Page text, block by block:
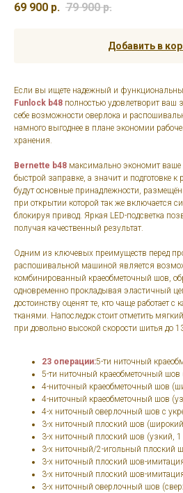
69 900 р. 79 900 р.
Добавить в
Если вы ищете надежный и
Funlock b48 полностью удовлетворит ваш
себе возможности оверлока и
намного выгоднее в плане экономии
хранения.
Bernette b48 максимально экономит ваше
быстрой заправке, а значит и подготовке к
будут основные принадлежности,
при открытии которой так же включается
блокируя привод. Яркая LED-подсветка
получая качественный результат.
Одним из ключевых преимуществ перед
распошивальной машиной является
комбинированный краеобметочный шов,
одновременно прокладывая эластичный
достоинству оценят те, кто чаще работает
тканями. Напоследок стоит отметить
при довольно высокой скорости шитья до
23 операции:5-ти ниточный
5-ти ниточный краеобметочный шов
4-ниточный краеобметочный шов
4-ниточный краеобметочный шов
4-х ниточный оверлочный шов с
3-х ниточный плоский шов
3-х ниточный плоский шов (узкий, 1
3-х ниточный/2-игольный плоский
3-х ниточный плоский шов-
3-х ниточный плоский шов-
3-х ниточный оверлочный шов